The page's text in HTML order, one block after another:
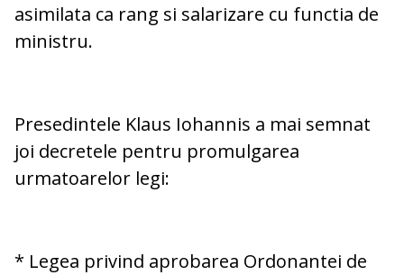
asimilata ca rang si salarizare cu functia de
ministru.
Presedintele Klaus Iohannis a mai semnat
joi decretele pentru promulgarea
urmatoarelor legi:
* Legea privind aprobarea Ordonantei de